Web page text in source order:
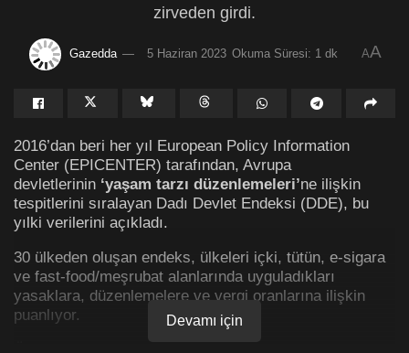
zirveden girdi.
Gazedda 5 Haziran 2023 Okuma Süresi: 1 dk AA
2016’dan beri her yıl European Policy Information
Center (EPICENTER) tarafından, Avrupa
devletlerinin ‘yaşam tarzı düzenlemeleri’ne ilişkin
tespitlerini sıralayan Dadı Devlet Endeksi (DDE), bu
yılki verilerini açıkladı.
30 ülkeden oluşan endeks, ülkeleri içki, tütün, e-sigara
ve fast-food/meşrubat alanlarında uyguladıkları
yasaklara, düzenlemelere ve vergi oranlarına ilişkin
puanlıyor.
Devamı için